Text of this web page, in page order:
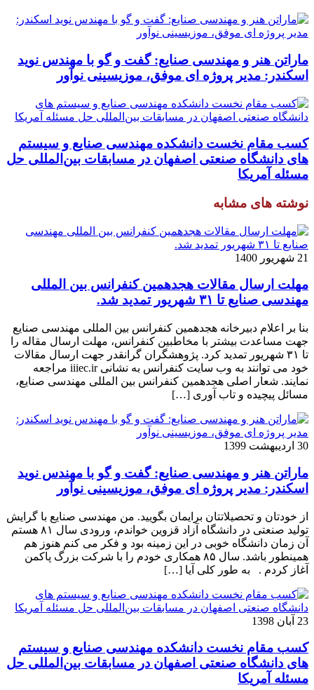
ماراتن هنر و مهندسی صنایع: گفت و گو با مهندس نوید
اسکندر: مدیر پروژه ای موفق، موزیسینی نوآور
کسب مقام نخست دانشکده مهندسی صنایع و سیستم
های دانشگاه صنعتی اصفهان در مسابقات بین‌المللی حل
مسئله آمریکا
نوشته های مشابه
21 شهریور 1400
مهلت ارسال مقالات هجدهمین کنفرانس بین المللی
مهندسی صنایع تا ۳۱ شهریور تمدید شد.
بنا بر اعلام دبیرخانه هجدهمین کنفرانس بین المللی مهندسی صنایع
جهت مساعدت بیشتر با مخاطبین کنفرانس، مهلت ارسال مقاله را
تا ۳۱ شهریور تمدید کرد. پژوهشگران گرانقدر جهت ارسال مقالات
خود می توانند به وب سایت کنفرانس به نشانی iiiec.ir مراجعه
نمایند. شعار اصلی هجدهمین کنفرانس بین المللی مهندسی صنایع،
مسائل پیچیده و تاب آوری […]
30 اردیبهشت 1399
ماراتن هنر و مهندسی صنایع: گفت و گو با مهندس نوید
اسکندر: مدیر پروژه ای موفق، موزیسینی نوآور
از خودتان و تحصیلاتتان برایمان بگویید. من مهندسی صنایع با گرایش
تولید صنعتی در دانشگاه آزاد قزوین خواندم، ورودی سال ۸۱ هستم
آن زمان دانشگاه خوبی در این زمینه بود و فکر می کنم هنوز هم
همینطور باشد. سال ۸۵ همکاری خودم را با شرکت بزرگ پاکمن
آغاز کردم . به طور کلی آیا […]
23 آبان 1398
کسب مقام نخست دانشکده مهندسی صنایع و سیستم
های دانشگاه صنعتی اصفهان در مسابقات بین‌المللی حل
مسئله آمریکا